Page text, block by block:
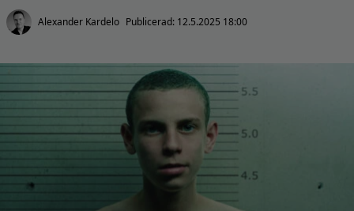
Alexander Kardelo Publicerad: 12.5.2025 18:00